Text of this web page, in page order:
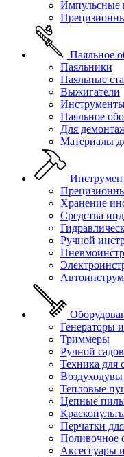
Импульсные
Паяльное
Паяльники
Паяльные
Выжигатели
Паяльное
Для
Материалы
Хранение
Средства
Ручной
Генераторы
Триммеры
Ручной
Техника для
Воздуходувы
Тепловые
Цепные
Перчатки
Поливочное
Аксессуары